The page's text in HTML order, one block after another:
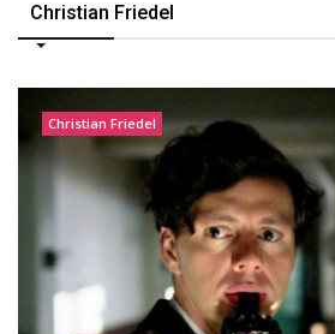
Christian Friedel
Christian Friedel